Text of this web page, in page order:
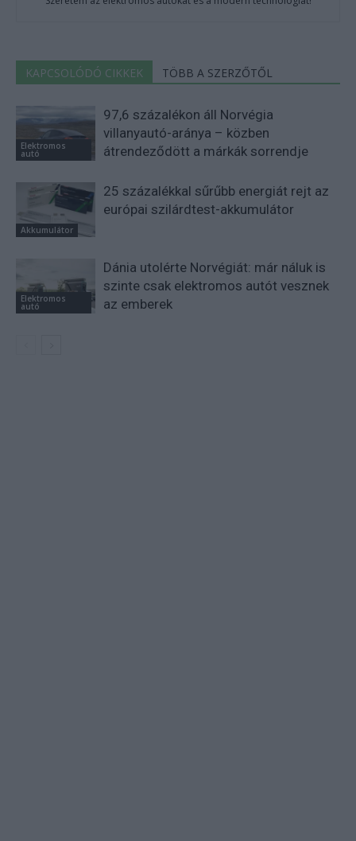
KAPCSOLÓDÓ CIKKEK TÖBB A SZERZŐTŐL
Elektromos
autó
97,6 százalékon áll Norvégia
villanyautó-aránya – közben
átrendeződött a márkák sorrendje
Akkumulátor
25 százalékkal sűrűbb energiát rejt az
európai szilárdtest-akkumulátor
Elektromos
autó
Dánia utolérte Norvégiát: már náluk is
szinte csak elektromos autót vesznek
az emberek